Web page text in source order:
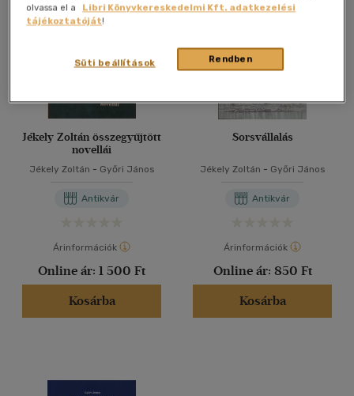
Alkalmaz
Jékely Zoltán összegyűjtött
novellái
Jékely Zoltán - Győri János
Antikvár
Árinformációk
Online ár: 1 500 Ft
Kosárba
Sorsvállalás
Jékely Zoltán - Győri János
Antikvár
Árinformációk
Online ár: 850 Ft
Kosárba
olvassa el a
Libri Könyvkereskedelmi Kft. adatkezelési
tájékoztatóját!
Rendben
Süti beállítások